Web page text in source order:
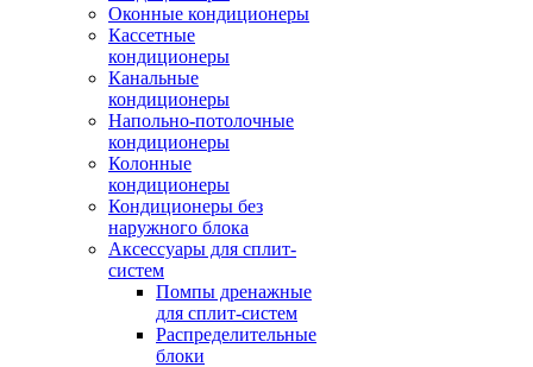
Оконные кондиционеры
Кассетные
кондиционеры
Канальные
кондиционеры
Напольно-потолочные
кондиционеры
Колонные
кондиционеры
Кондиционеры без
наружного блока
Аксессуары для сплит-
систем
Помпы дренажные
для сплит-систем
Распределительные
блоки